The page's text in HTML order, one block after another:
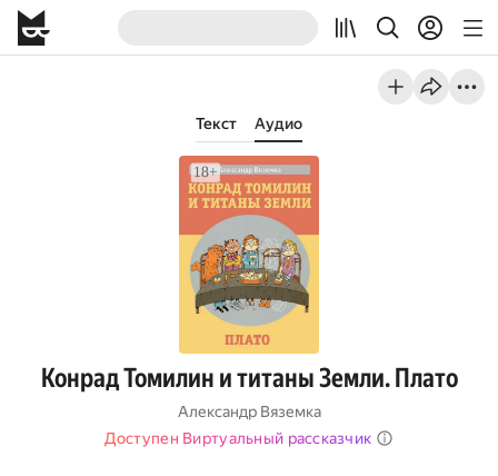
Текст Аудио
Конрад Томилин и титаны Земли. Плато
Александр Вяземка
Доступен Виртуальный рассказчик